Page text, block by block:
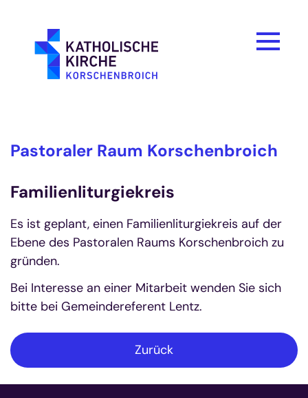
Pastoraler Raum Korschenbroich
Familienliturgiekreis
Es ist geplant, einen Familienliturgiekreis auf der
Ebene des Pastoralen Raums Korschenbroich zu
gründen.
Bei Interesse an einer Mitarbeit wenden Sie sich
bitte bei Gemeindereferent Lentz.
Zurück